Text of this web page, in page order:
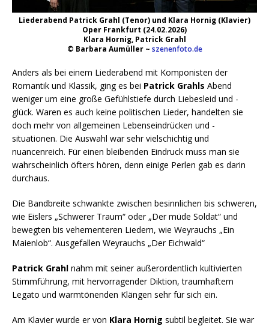
Liederabend Patrick Grahl (Tenor) und Klara Hornig (Klavier)
Oper Frankfurt (24.02.2026)
Klara Hornig, Patrick Grahl
© Barbara Aumüller ~ szenenfoto.de
Anders als bei einem Liederabend mit Komponisten der
Romantik und Klassik, ging es bei Patrick Grahls Abend
weniger um eine große Gefühlstiefe durch Liebesleid und -
glück. Waren es auch keine politischen Lieder, handelten sie
doch mehr von allgemeinen Lebenseindrücken und -
situationen. Die Auswahl war sehr vielschichtig und
nuancenreich. Für einen bleibenden Eindruck muss man sie
wahrscheinlich öfters hören, denn einige Perlen gab es darin
durchaus.
Die Bandbreite schwankte zwischen besinnlichen bis schweren,
wie Eislers „Schwerer Traum“ oder „Der müde Soldat“ und
bewegten bis vehementeren Liedern, wie Weyrauchs „Ein
Maienlob“. Ausgefallen Weyrauchs „Der Eichwald“
Patrick Grahl nahm mit seiner außerordentlich kultivierten
Stimmführung, mit hervorragender Diktion, traumhaftem
Legato und warmtönenden Klängen sehr für sich ein.
Am Klavier wurde er von Klara Hornig subtil begleitet. Sie war